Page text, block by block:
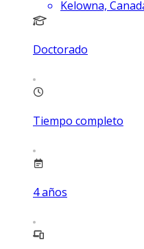
Kelowna,
Doctorado
Tiempo completo
4años